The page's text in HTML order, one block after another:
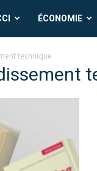
ÉCONOMIE
technique